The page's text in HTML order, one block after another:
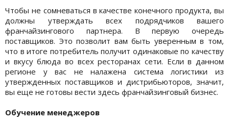
Чтобы не сомневаться в качестве конечного продукта, вы
должны утверждать всех подрядчиков вашего
франчайзингового партнера. В первую очередь
поставщиков. Это позволит вам быть уверенным в том,
что в итоге потребитель получит одинаковые по качеству
и вкусу блюда во всех ресторанах сети. Если в данном
регионе у вас не налажена система логистики из
утвержденных поставщиков и дистрибьюторов, значит,
вы еще не готовы вести здесь франчайзинговый бизнес.
Обучение менеджеров